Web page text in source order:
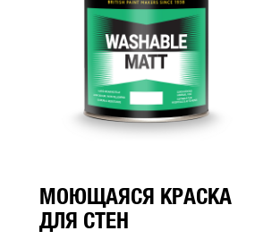
МОЮЩАЯСЯ КРАСКА
ДЛЯ СТЕН